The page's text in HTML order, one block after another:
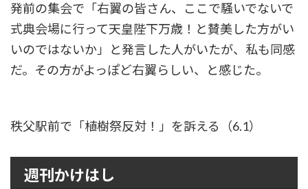
発前の集会で「右翼の皆さん、ここで騒いでないで
式典会場に行って天皇陛下万歳！と賛美した方がい
いのではないか」と発言した人がいたが、私も同感
だ。その方がよっぽど右翼らしい、と感じた。
秩父駅前で「植樹祭反対！」を訴える（6.1）
週刊かけはし